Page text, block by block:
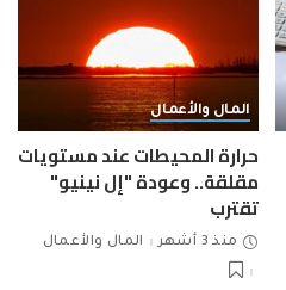
المال والأعمال
حرارة المحيطات عند مستويات
مقلقة.. وعودة "إل نينيو"
تقترب
منذ 3 أشهر المال والأعمال